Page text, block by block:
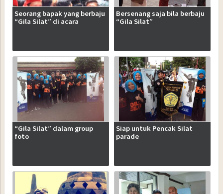
Seorang bapak yang berbaju
“Gila Silat” di acara
Bersenang saja bila berbaju
“Gila Silat”
“Gila Silat” dalam group
foto
Siap untuk Pencak Silat
parade